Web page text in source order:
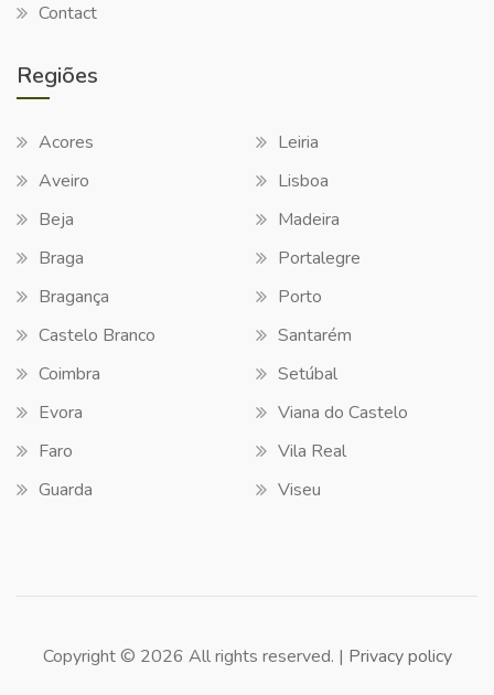
Contact
Regiões
Acores
Aveiro
Beja
Braga
Bragança
Castelo Branco
Coimbra
Evora
Faro
Guarda
Leiria
Lisboa
Madeira
Portalegre
Porto
Santarém
Setúbal
Viana do Castelo
Vila Real
Viseu
Copyright © 2026 All rights reserved. | Privacy policy